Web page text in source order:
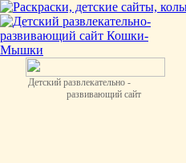
Детский развлекательно -
развивающий сайт